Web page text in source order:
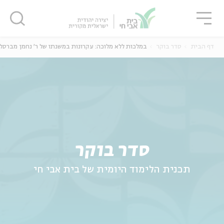
סדר בוקר
תכנית הלימוד היומית של בית אבי חי
דף הבית סדר בוקר במלכות ללא מלוכה: עקרונות במשנתו של ר' נחמן
סגור